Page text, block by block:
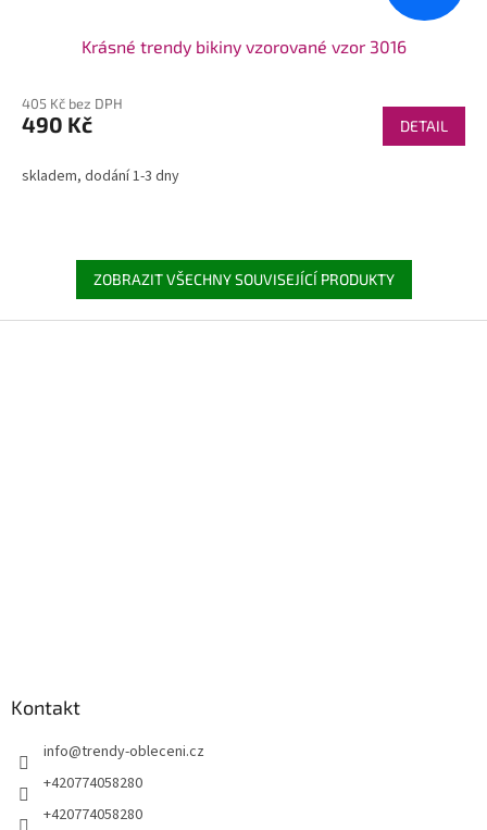
Krásné trendy bikiny vzorované vzor 3016
405 Kč bez DPH
490 Kč DETAIL
skladem, dodání 1-3 dny
ZOBRAZIT VŠECHNY SOUVISEJÍCÍ PRODUKTY
Kontakt
info@trendy-obleceni.cz
+420774058280
+420774058280